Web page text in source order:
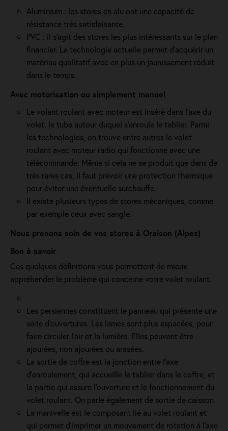
Aluminium : les stores en alu ont une capacité de
résistance très satisfaisante.
PVC : il s'agit des stores les plus intéressants sur le plan
financier. La technologie actuelle permet d'acquérir un
matériau qualitatif avec en plus un jaunissement réduit
dans le temps.
Avec motorisation ou simplement manuel
Le volant roulant avec moteur est inséré dans l’axe du
volet, le tube autour duquel s’enroule le tablier. Parmi
les technologies, on trouve entre autres le volet
roulant avec moteur radio qui fonctionne avec une
télécommande. Même si cela ne se produit que dans de
très rares cas, il faut prévoir une protection thermique
pour éviter une éventuelle surchauffe.
Il existe plusieurs types de stores mécaniques, comme
par exemple ceux avec sangle.
Nous prenons soin de vos stores à Oraison (Alpes)
Bon à savoir
Ces quelques définitions vous permettent de mieux
appréhender le problème qui concerne votre volet roulant.
Les persiennes constituent le panneau qui présente une
série d’ouvertures. Les lames sont plus espacées, pour
faire circuler l’air et la lumière. Elles peuvent être
ajourées, non ajourées ou arasées.
La sortie de coffre est la jonction entre l’axe
d’enroulement, qui accueille le tablier dans le coffre, et
la partie qui assure l’ouverture et le fonctionnement du
volet roulant. On parle également de sortie de caisson.
La manivelle est le composant lié au volet roulant et
qui permet d’imprimer un mouvement de rotation à l’axe